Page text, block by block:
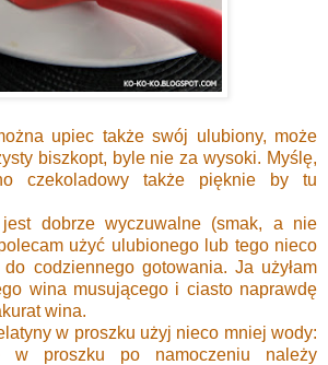
upiec także swój ulubiony, może
biszkopt, byle nie za wysoki. Myślę,
czekoladowy także pięknie by tu
dobrze wyczuwalne (smak, a nie
użyć ulubionego lub tego nieco
codziennego gotowania. Ja użyłam
wina musującego i ciasto naprawdę
wina.
w proszku użyj nieco mniej wody:
w proszku po namoczeniu należy